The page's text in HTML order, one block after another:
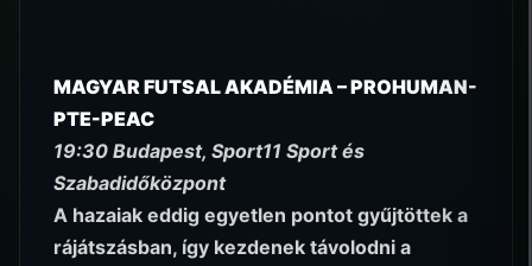
MAGYAR FUTSAL AKADÉMIA – PROHUMAN-
PTE-PEAC
19:30 Budapest, Sport11 Sport és
Szabadidőközpont
A hazaiak eddig egyetlen pontot gyűjtöttek a
rájátszásban, így kezdenek távolodni a